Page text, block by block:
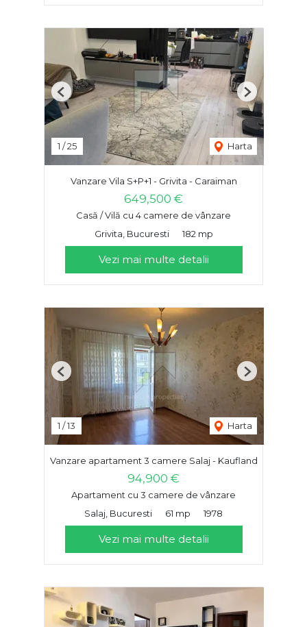
1 /25 Harta
Previous Next
Vanzare Vila S+P+1 - Grivita - Caraiman
649,500 €
Casă / Vilă cu 4 camere de vânzare
Grivita, Bucuresti
182 mp
Vezi mai multe detalii
1 /13 Harta
Previous Next
Vanzare apartament 3 camere Salaj - Kaufland
94,900 €
Apartament cu 3 camere de vânzare
Salaj, Bucuresti
61 mp 1978
Vezi mai multe detalii